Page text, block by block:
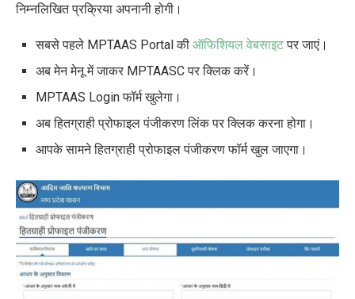
निम्नलिखित प्रक्रिया अपनानी होगी।
सबसे पहले MPTAAS Portal की ऑफिशियल वेबसाइटपर जाएं।
अब मेन मेनू में जाकर MPTAASC पर क्लिक करें।
MPTAAS Login फॉर्म खुलेगा।
अब हितग्राही प्रोफाइल पंजीकरण लिंक पर क्लिक करना होगा।
आपके सामने हितग्राही प्रोफाइल पंजीकरण फॉर्म खुल जाएगा।